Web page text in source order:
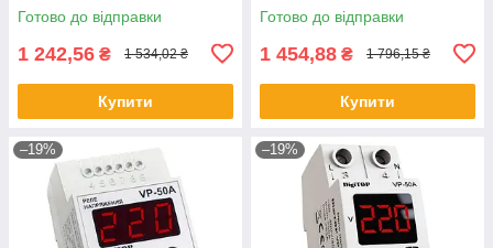
Готово до відправки
1 242,56 ₴ 1 534,02 ₴
Купити
Готово до відправки
1 454,88 ₴ 1 796,15 ₴
Купити
–19% –19%